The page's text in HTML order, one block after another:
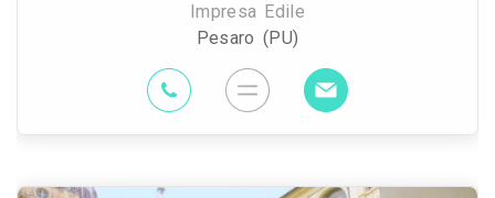
Impresa Edile
Pesaro (PU)